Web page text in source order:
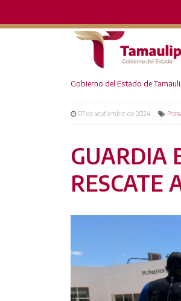
Gobierno del Estado de
07 de septiembre de 2024
GUARDIA
RESCATE